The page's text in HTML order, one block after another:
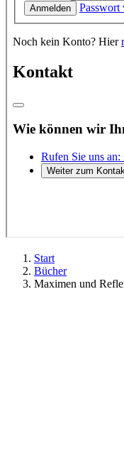
Start
Bücher
Maximen und